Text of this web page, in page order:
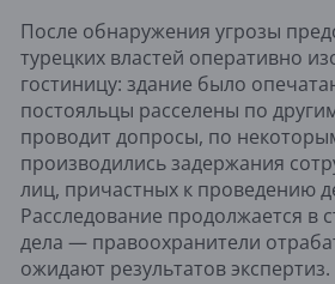
После обнаружения угрозы
турецких властей оперативно
гостиницу: здание было
постояльцы расселены по
проводит допросы, по
производились задержания
лиц, причастных к проведению
Расследование продолжается в
дела — правоохранители
ожидают результатов экспертиз.